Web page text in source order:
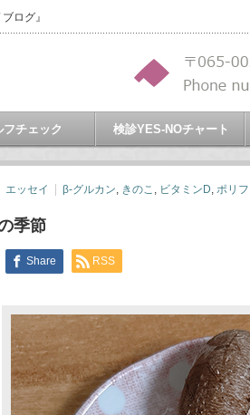
ログ』
フチェック 検診YES-NOチャート
エッセイ β-グルカン, きのこ , ビタミンD, ポリ
季節
Share RSS